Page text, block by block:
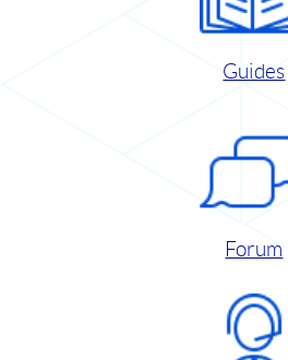
Guides
Forum